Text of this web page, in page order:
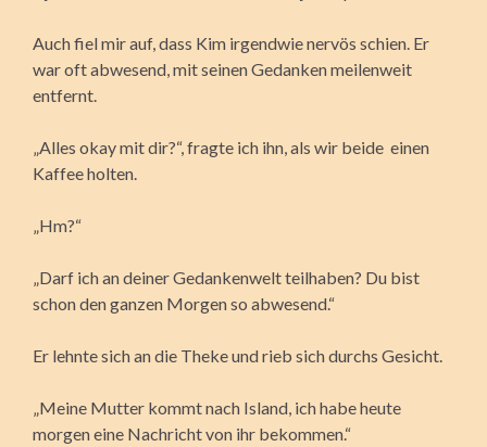
Auch fiel mir auf, dass Kim irgendwie nervös schien. Er
war oft abwesend, mit seinen Gedanken meilenweit
entfernt.
„Alles okay mit dir?“, fragte ich ihn, als wir beide einen
Kaffee holten.
„Hm?“
„Darf ich an deiner Gedankenwelt teilhaben? Du bist
schon den ganzen Morgen so abwesend.“
Er lehnte sich an die Theke und rieb sich durchs Gesicht.
„Meine Mutter kommt nach Island, ich habe heute
morgen eine Nachricht von ihr bekommen.“